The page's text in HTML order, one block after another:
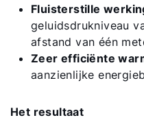
Fluisterstille
geluidsdrukniveau
afstand van één
Zeer efficiënte
aanzienlijke
Het resultaat